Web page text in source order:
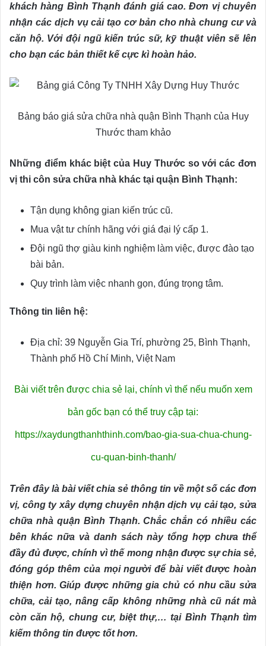
khách hàng Bình Thạnh đánh giá cao. Đơn vị chuyên
nhận các dịch vụ cải tạo cơ bản cho nhà chung cư và
căn hộ. Với đội ngũ kiến trúc sữ, kỹ thuật viên sẽ lên
cho bạn các bản thiết kế cực kì hoàn hảo.
Bảng báo giá sửa chữa nhà quận Bình Thạnh của Huy
Thước tham khảo
Những điểm khác biệt của Huy Thước so với các đơn
vị thi côn sửa chữa nhà khác tại quận Bình Thạnh:
Tận dụng không gian kiến trúc cũ.
Mua vật tư chính hãng với giá đại lý cấp 1.
Đội ngũ thợ giàu kinh nghiệm làm việc, được đào tạo
bài bản.
Quy trình làm việc nhanh gọn, đúng trọng tâm.
Thông tin liên hệ:
Địa chỉ: 39 Nguyễn Gia Trí, phường 25, Bình Thạnh,
Thành phố Hồ Chí Minh, Việt Nam
Bài viết trên được chia sẻ lại, chính vì thế nếu muốn xem
bản gốc bạn có thể truy cập tại:
https://xaydungthanhthinh.com/bao-gia-sua-chua-chung-
cu-quan-binh-thanh/
Trên đây là bài viết chia sẻ thông tin về một số các đơn
vị, công ty xây dựng chuyên nhận dịch vụ cải tạo, sửa
chữa nhà quận Bình Thạnh. Chắc chắn có nhiều các
bên khác nữa và danh sách này tổng hợp chưa thể
đầy đủ được, chính vì thế mong nhận được sự chia sẻ,
đóng góp thêm của mọi người để bài viết được hoàn
thiện hơn. Giúp được những gia chủ có nhu cầu sửa
chữa, cải tạo, nâng cấp không những nhà cũ nát mà
còn căn hộ, chung cư, biệt thự,… tại Bình Thạnh tìm
kiếm thông tin được tốt hơn.